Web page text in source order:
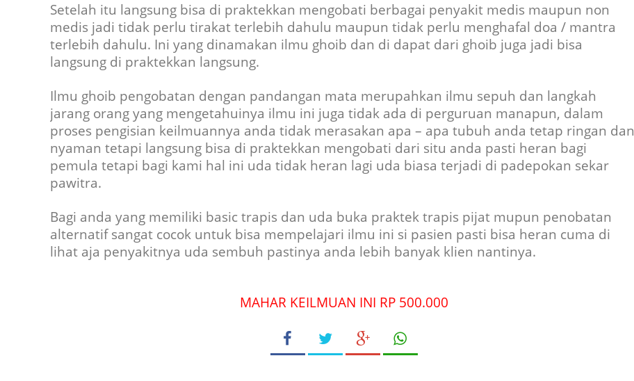
Setelah itu langsung bisa di praktekkan mengobati berbagai penyakit medis maupun non
medis jadi tidak perlu tirakat terlebih dahulu maupun tidak perlu menghafal doa / mantra
terlebih dahulu. Ini yang dinamakan ilmu ghoib dan di dapat dari ghoib juga jadi bisa
langsung di praktekkan langsung.
Ilmu ghoib pengobatan dengan pandangan mata merupahkan ilmu sepuh dan langkah
jarang orang yang mengetahuinya ilmu ini juga tidak ada di perguruan manapun, dalam
proses pengisian keilmuannya anda tidak merasakan apa – apa tubuh anda tetap ringan dan
nyaman tetapi langsung bisa di praktekkan mengobati dari situ anda pasti heran bagi
pemula tetapi bagi kami hal ini uda tidak heran lagi uda biasa terjadi di padepokan sekar
pawitra.
Bagi anda yang memiliki basic trapis dan uda buka praktek trapis pijat mupun penobatan
alternatif sangat cocok untuk bisa mempelajari ilmu ini si pasien pasti bisa heran cuma di
lihat aja penyakitnya uda sembuh pastinya anda lebih banyak klien nantinya.
MAHAR KEILMUAN INI RP 500.000